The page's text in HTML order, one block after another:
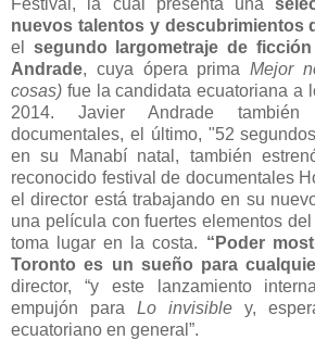
nuevos talentos y descubrimientos
el segundo largometraje de
Andrade, cuya ópera prima Mejor
cosas) fue la candidata ecuatoriana a
2014. Javier Andrade
documentales, el último, "52
en su Manabí natal, también
reconocido festival de documentales
el director está trabajando en su
una película con fuertes elementos
toma lugar en la costa. “Poder
Toronto es un sueño para
director, “y este lanzamiento
empujón para Lo invisible y,
ecuatoriano en general”.